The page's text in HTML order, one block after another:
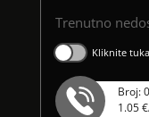
Trenutno
Kliknite
Broj:
1.05